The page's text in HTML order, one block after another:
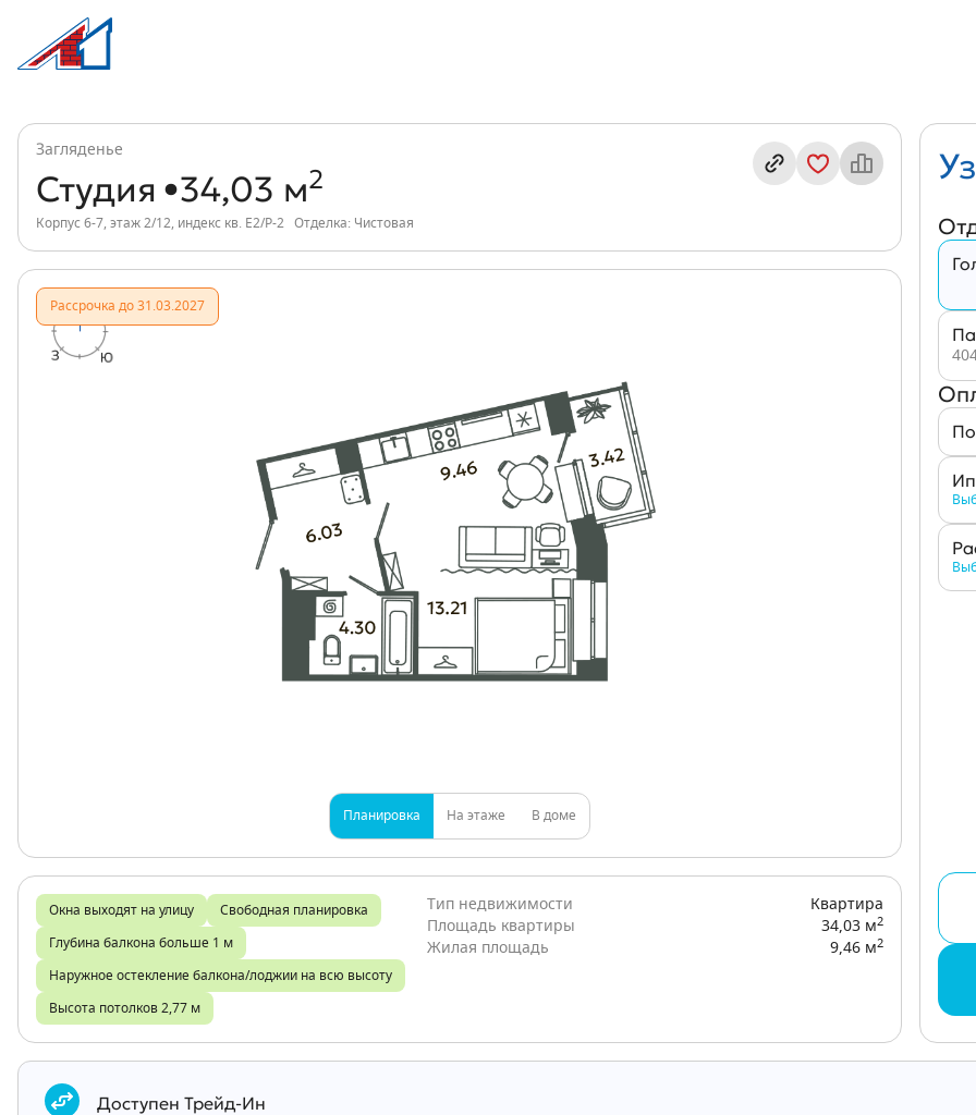
Студия, 34 м², ЖК Загляденье, индекс кв. Е2/Р-2
Информация о квартире
Студия 34,03 м2
Загляденье
Корпус 6-7, этаж 2/12, индекс кв. Е2/Р-2 Отделка: Чистовая
Рассрочка до 31.03.2027
Планировка На этаже В доме
Окна выходят на улицу Свободная планировка
Глубина балкона больше 1 м
Наружное остекление балкона/лоджии на всю высоту
Высота потолков 2,77 м
Тип недвижимости
Квартира
Площадь квартиры
34,03 м2
Жилая площадь 9,46 м2
Документы
Доступен Трейд-Ин